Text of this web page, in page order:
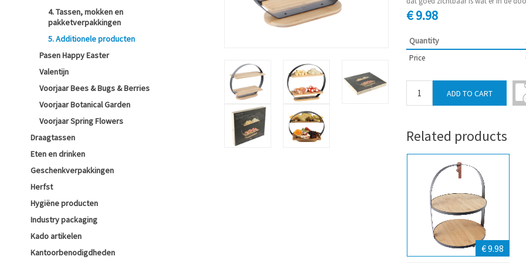
4. Tassen, mokken en
pakketverpakkingen
5. Additionele producten
Pasen Happy Easter
Valentijn
Voorjaar Bees & Bugs & Berries
Voorjaar Botanical Garden
Voorjaar Spring Flowers
Draagtassen
Eten en drinken
Geschenkverpakkingen
Herfst
Hygiëne producten
Industry packaging
Kado artikelen
Kantoorbenodigdheden
€ 9.98
Quantity
Price
Related products
€ 9.98